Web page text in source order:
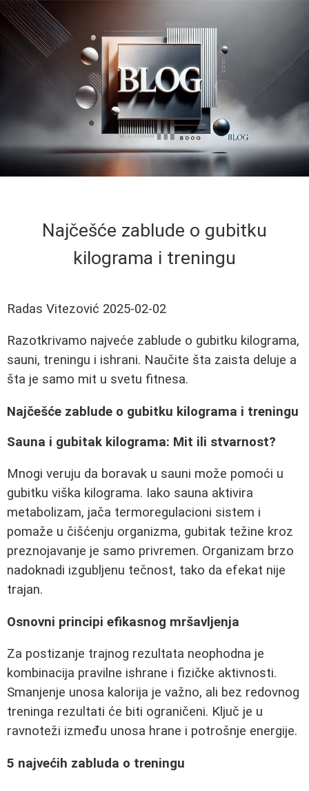
Najčešće zablude o gubitku
kilograma i treningu
Radas Vitezović 2025-02-02
Razotkrivamo najveće zablude o gubitku kilograma,
sauni, treningu i ishrani. Naučite šta zaista deluje a
šta je samo mit u svetu fitnesa.
Najčešće zablude o gubitku kilograma i treningu
Sauna i gubitak kilograma: Mit ili stvarnost?
Mnogi veruju da boravak u sauni može pomoći u
gubitku viška kilograma. Iako sauna aktivira
metabolizam, jača termoregulacioni sistem i
pomaže u čišćenju organizma, gubitak težine kroz
preznojavanje je samo privremen. Organizam brzo
nadoknadi izgubljenu tečnost, tako da efekat nije
trajan.
Osnovni principi efikasnog mršavljenja
Za postizanje trajnog rezultata neophodna je
kombinacija pravilne ishrane i fizičke aktivnosti.
Smanjenje unosa kalorija je važno, ali bez redovnog
treninga rezultati će biti ograničeni. Ključ je u
ravnoteži između unosa hrane i potrošnje energije.
5 najvećih zabluda o treningu